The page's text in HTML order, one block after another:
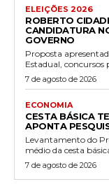
ELEIÇÕES 2026
ROBERTO
CANDIDATURA
GOVERNO
Proposta
Estadual,
7 de agosto de 2026
ECONOMIA
CESTA BÁSICA
APONTA
Levantamento do
médio da cesta
7 de agosto de 2026